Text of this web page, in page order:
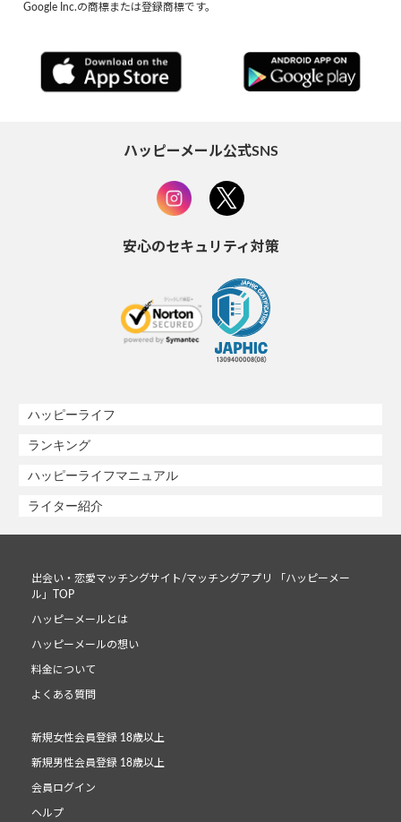
Google Inc.の商標または登録商標です。
ハッピーメール公式SNS
安心のセキュリティ対策
ハッピーライフ
ランキング
ハッピーライフマニュアル
ライター紹介
出会い・恋愛マッチングサイト/マッチングアプリ 「ハッピーメー
ル」TOP
ハッピーメールとは
ハッピーメールの想い
料金について
よくある質問
新規女性会員登録 18歳以上
新規男性会員登録 18歳以上
会員ログイン
ヘルプ